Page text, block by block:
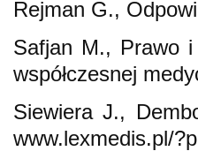
Rejman G.,
Safjan M., Prawo
współczesnej
Siewiera J.,
www.lexmedis.pl/